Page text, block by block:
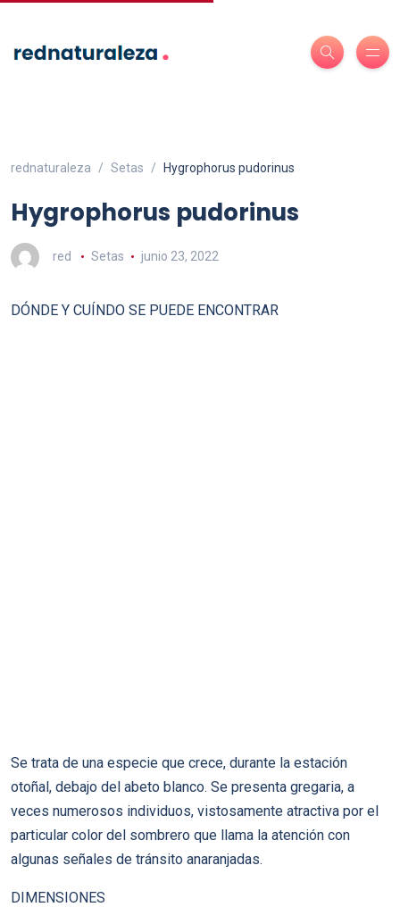
rednaturaleza Setas Hygrophorus pudorinus
Hygrophorus pudorinus
red Setas junio 23, 2022
DÓNDE Y CUÍNDO SE PUEDE ENCONTRAR
Se trata de una especie que crece, durante la estación
otoñal, debajo del abeto blanco. Se presenta gregaria, a
veces numerosos individuos, vistosamente atractiva por el
particular color del sombrero que llama la atención con
algunas señales de tránsito anaranjadas.
DIMENSIONES